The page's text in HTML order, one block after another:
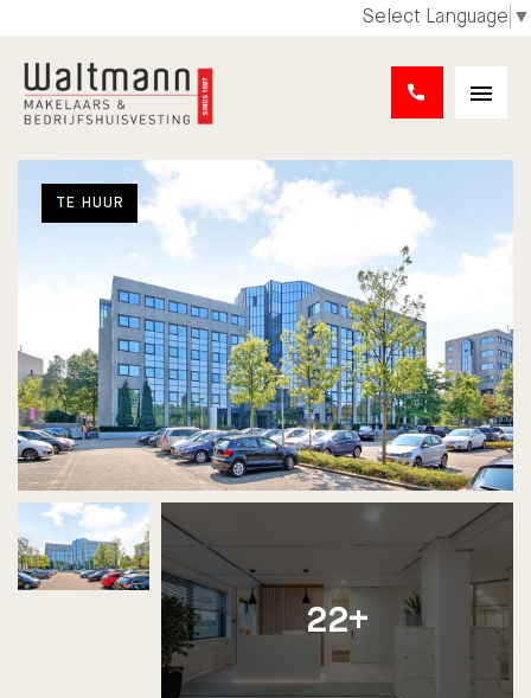
Select Language ▼
TE HUUR
22+